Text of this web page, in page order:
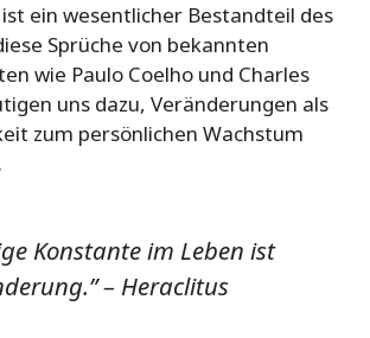
ein wesentlicher Bestandteil des
Sprüche von bekannten
wie Paulo Coelho und Charles
uns dazu, Veränderungen als
zum persönlichen Wachstum
Konstante im Leben ist
– Heraclitus